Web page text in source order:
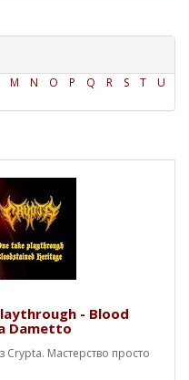
M N O P Q R S T
U
- Blood
Dametto
Мастерство просто